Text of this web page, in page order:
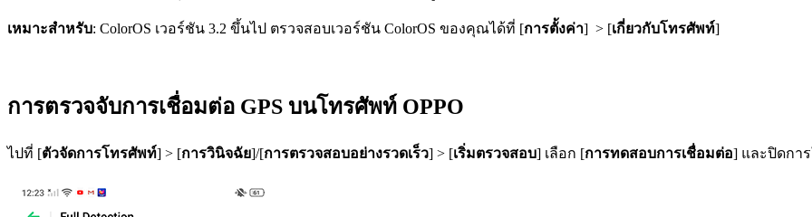
เหมาะสำหรับ: ColorOS เวอร์ชัน 3.2 ขึ้นไป ตรวจสอบเวอร์ชัน ColorOS ของคุณได้ที่ [การตั้งค่า] > [เกี่ยวกับโทรศัพท์]
การตรวจจับการเชื่อมต่อ GPS บนโทรศัพท์ OPPO
ไปที่ [ตัวจัดการโทรศัพท์] > [การวินิจฉัย]/[การตรวจสอบอย่างรวดเร็ว] > [เริ่มตรวจสอบ] เลือก [การทดสอบการเชื่อมต่อ] และปิดกา